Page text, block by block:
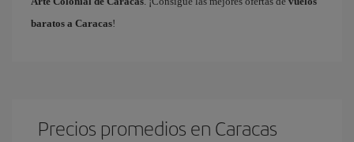
baratos a Caracas!
Precios promedios en Caracas